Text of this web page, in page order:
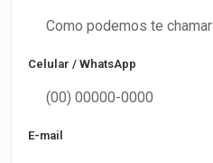
Celular / WhatsApp
E-mail